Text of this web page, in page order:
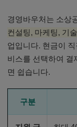
경영바우처는 소상
컨설팅, 마케팅, 기
업입니다. 현금이
비스를 선택하여 결
면 쉽습니다.
구분